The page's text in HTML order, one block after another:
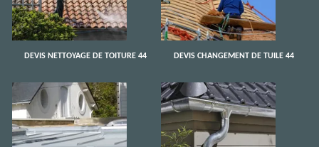
DEVIS NETTOYAGE DE TOITURE 44 DEVIS CHANGEMENT DE TUILE 44